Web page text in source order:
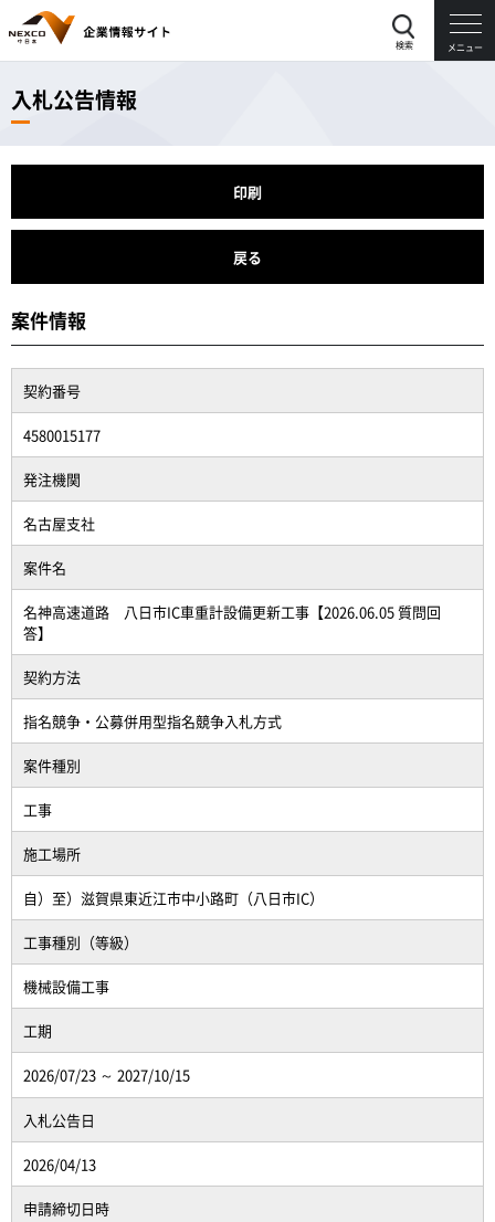
検索 メニュー
入札公告情報
印刷
戻る
案件情報
契約番号
4580015177
発注機関
名古屋支社
案件名
名神高速道路 八日市IC車重計設備更新工事【2026.06.05 質問回
答】
契約方法
指名競争・公募併用型指名競争入札方式
案件種別
工事
施工場所
自）至）滋賀県東近江市中小路町（八日市IC）
工事種別（等級）
機械設備工事
工期
2026/07/23 ～ 2027/10/15
入札公告日
2026/04/13
申請締切日時